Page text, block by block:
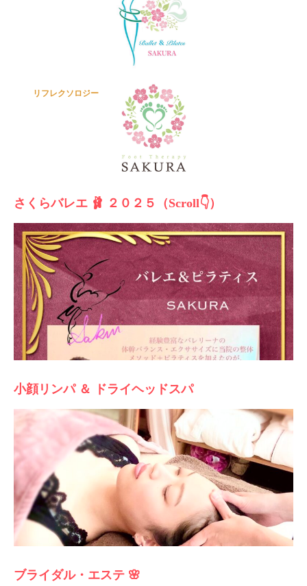
リフレクソロジー
さくらバレエ 🩰 ２０２５（Scroll👇）
小顔リンパ ＆ ドライヘッドスパ
ブライダル・エステ 🌸